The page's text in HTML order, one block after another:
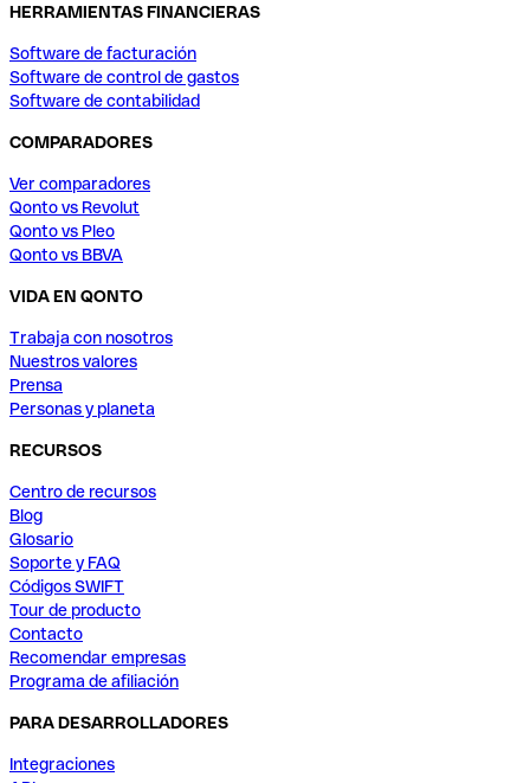
HERRAMIENTAS FINANCIERAS
Software de facturación
Software de control de gastos
Software de contabilidad
COMPARADORES
Ver comparadores
Qonto vs Revolut
Qonto vs Pleo
Qonto vs BBVA
VIDA EN QONTO
Trabaja con nosotros
Nuestros valores
Prensa
Personas y planeta
RECURSOS
Centro de recursos
Blog
Glosario
Soporte y FAQ
Códigos SWIFT
Tour de producto
Contacto
Recomendar empresas
Programa de afiliación
PARA DESARROLLADORES
Integraciones